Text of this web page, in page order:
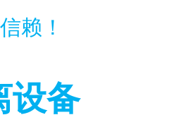
赖！
设备